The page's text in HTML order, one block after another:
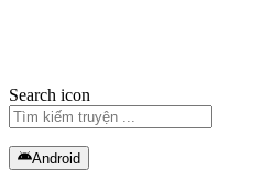
Search icon
Android